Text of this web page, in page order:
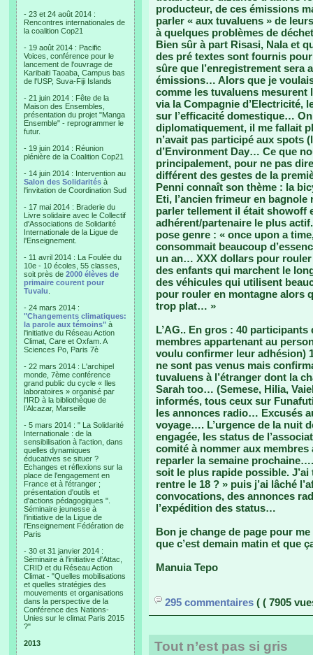
- 23 et 24 août 2014 :
Rencontres internationales de
la coalition Cop21
- 19 août 2014 : Pacific
Voices, conférence pour le
lancement de l'ouvrage de
Karibaiti Taoaba, Campus bas
de l'USP, Suva-Fiji Islands
- 21 juin 2014 : Fête de la
Maison des Ensembles,
présentation du projet "Manga
Ensemble" - reprogrammer le
futur.
- 19 juin 2014 : Réunion
plénière de la Coalition Cop21
- 14 juin 2014 : Intervention au
Salon des Solidarités à
l'invitation de Coordination Sud
- 17 mai 2014 : Braderie du
Livre solidaire avec le Collectif
d'Associations de Solidarité
Internationale de la Ligue de
l'Enseignement.
- 11 avril 2014 : La Foulée du
10e - 10 écoles, 55 classes,
soit près de 2000 élèves de
primaire courent pour
Tuvalu
- 24 mars 2014 :
"Changements climatiques:
la parole aux témoins" à
l'initiative du Réseau Action
Climat, Care et Oxfam. A
Sciences Po, Paris 7è
- 22 mars 2014 : L'archipel
monde, 7ème conférence
grand public du cycle « Iles
laboratoires » organisé par
l'IRD à la bibliothèque de
l’Alcazar, Marseille
- 5 mars 2014 : " La Solidarité
Internationale : de la
sensibilisation à l'action, dans
quelles dynamiques
éducatives se situer ?
Echanges et réflexions sur la
place de l'engagement en
France et à l'étranger ;
présentation d'outils et
d'actions pédagogiques ".
Séminaire jeunesse à
l'initiative de la Ligue de
l'Enseignement Fédération de
Paris
- 30 et 31 janvier 2014 :
Séminaire à l'initiative d'Attac,
CRID et du Réseau Action
Climat - "Quelles mobilisations
et quelles stratégies des
mouvements et organisations
dans la perspective de la
Conférence des Nations-
Unies sur le climat Paris 2015
?"
2013
producteur, de ces émissions
parler « aux tuvaluens » de
à quelques problèmes de
Bien sûr à part Risasi, Nala et
des pré textes sont fournis
sûre que l’enregistrement sera
émissions… Alors que je
comme les tuvaluens mesurent
via la Compagnie d’Electricité,
sur l’efficacité domestique…
diplomatiquement, il me fallait
n’avait pas participé aux
d’Environment Day… Ce que
principalement, pour ne pas
différent des gestes de la
Penni connaît son thème : la
Eti, l’ancien frimeur en
parler tellement il était showoff
adhérent/partenaire le plus
pose genre : « once upon a
consommait beaucoup
un an… XXX dollars pour rouler
des enfants qui marchent le
des véhicules qui utilisent
pour rouler en montagne alors
trop plat… »
L’AG.. En gros : 40
membres appartenant au
voulu confirmer leur adhésion)
ne sont pas venus mais
tuvaluens à l’étranger dont la
Sarah too… (Semese, Hilia,
informés, tous ceux sur
les annonces radio… Excusés
voyage…. L’urgence de la nuit
engagée, les status de
comité à nommer aux
reparler la semaine
soit le plus rapide possible.
rentre le 18 ? » puis j’ai lâché
convocations, des annonces
l’expédition des status…
Bon je change de page pour
que c’est demain matin et que
Manuia Tepo
295 commentaires ( ( 7905
Tout n’est pas si gris